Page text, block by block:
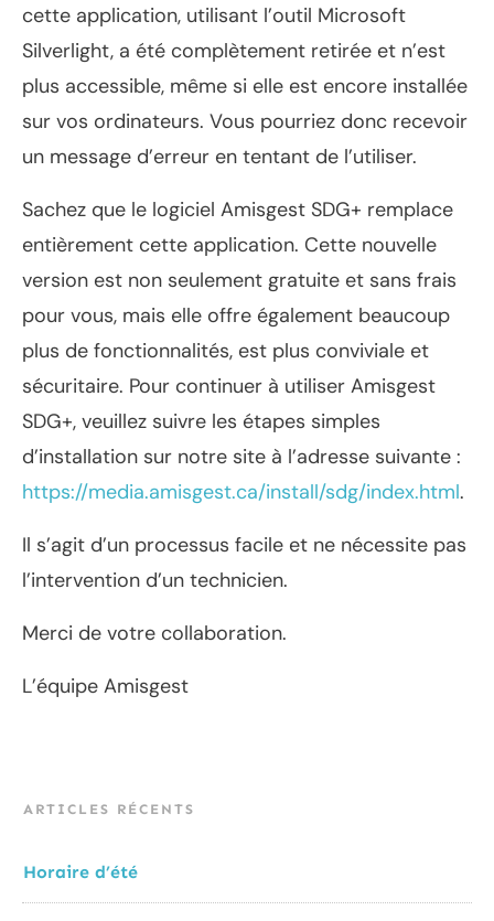
cette application, utilisant l’outil Microsoft
Silverlight, a été complètement retirée et n’est
plus accessible, même si elle est encore installée
sur vos ordinateurs. Vous pourriez donc recevoir
un message d’erreur en tentant de l’utiliser.
Sachez que le logiciel Amisgest SDG+ remplace
entièrement cette application. Cette nouvelle
version est non seulement gratuite et sans frais
pour vous, mais elle offre également beaucoup
plus de fonctionnalités, est plus conviviale et
sécuritaire. Pour continuer à utiliser Amisgest
SDG+, veuillez suivre les étapes simples
d’installation sur notre site à l’adresse suivante :
https://media.amisgest.ca/install/sdg/index.html.
Il s’agit d’un processus facile et ne nécessite pas
l’intervention d’un technicien.
Merci de votre collaboration.
L’équipe Amisgest
ARTICLES RÉCENTS
Horaire d’été